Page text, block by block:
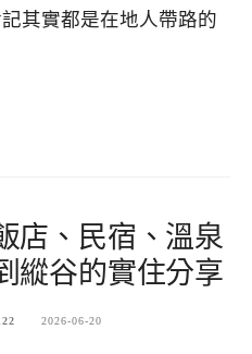
其實都是在地人帶路的
店、民宿、溫泉
縱谷的實住分享
2026-06-20